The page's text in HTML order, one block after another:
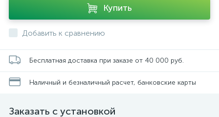
Купить
Добавить к сравнению
Бесплатная доставка при заказе от 40 000 руб.
Наличный и безналичный расчет, банковские карты
Заказать с установкой